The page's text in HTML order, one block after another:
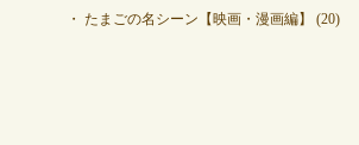
たまごの名シーン【映画・漫画編】
(20)